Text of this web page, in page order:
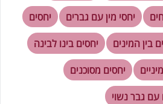
יחסי מין עם גברים
יחסים
בין המינים
יחסים בינו לבינה
יחסים מסוכנים
עם גבר נשוי